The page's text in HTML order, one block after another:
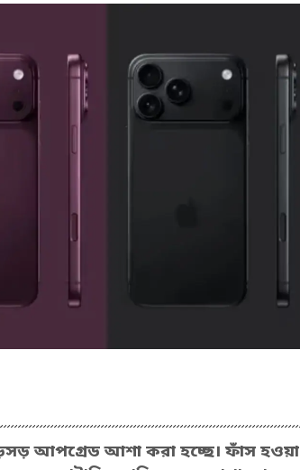
আপগ্রেড আশা করা হচ্ছে। ফাঁস হওয়া